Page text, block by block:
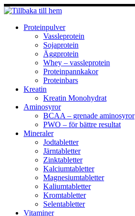
Hoppa
till
innehållProteinpulver
Vassleprotein
Sojaprotein
Äggprotein
Whey – vassleprotein
Proteinpannkakor
Proteinbars
Kreatin
Kreatin Monohydrat
Aminosyror
BCAA – grenade aminosyror
PWO – för bättre resultat
Mineraler
Jodtabletter
Järntabletter
Zinktabletter
Kalciumtabletter
Magnesiumtabletter
Kaliumtabletter
Kromtabletter
Selentabletter
Vitaminer